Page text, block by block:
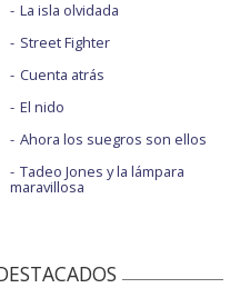
La isla olvidada
Street Fighter
Cuenta atrás
El nido
Ahora los suegros son ellos
Tadeo Jones y la lámpara
maravillosa